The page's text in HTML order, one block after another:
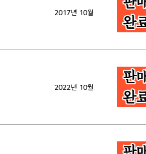
2017년 10월
2022년 10월